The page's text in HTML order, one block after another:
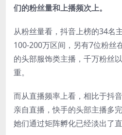
们的粉丝量和上播频次上。
从粉丝量看，抖音上榜的34名
100-200万区间，另有7位粉丝
的头部服饰类主播，千万粉丝
重。
而从直播频率上看，相比于抖
亲自直播，快手的头部主播多
她们通过矩阵孵化已经淡出了直